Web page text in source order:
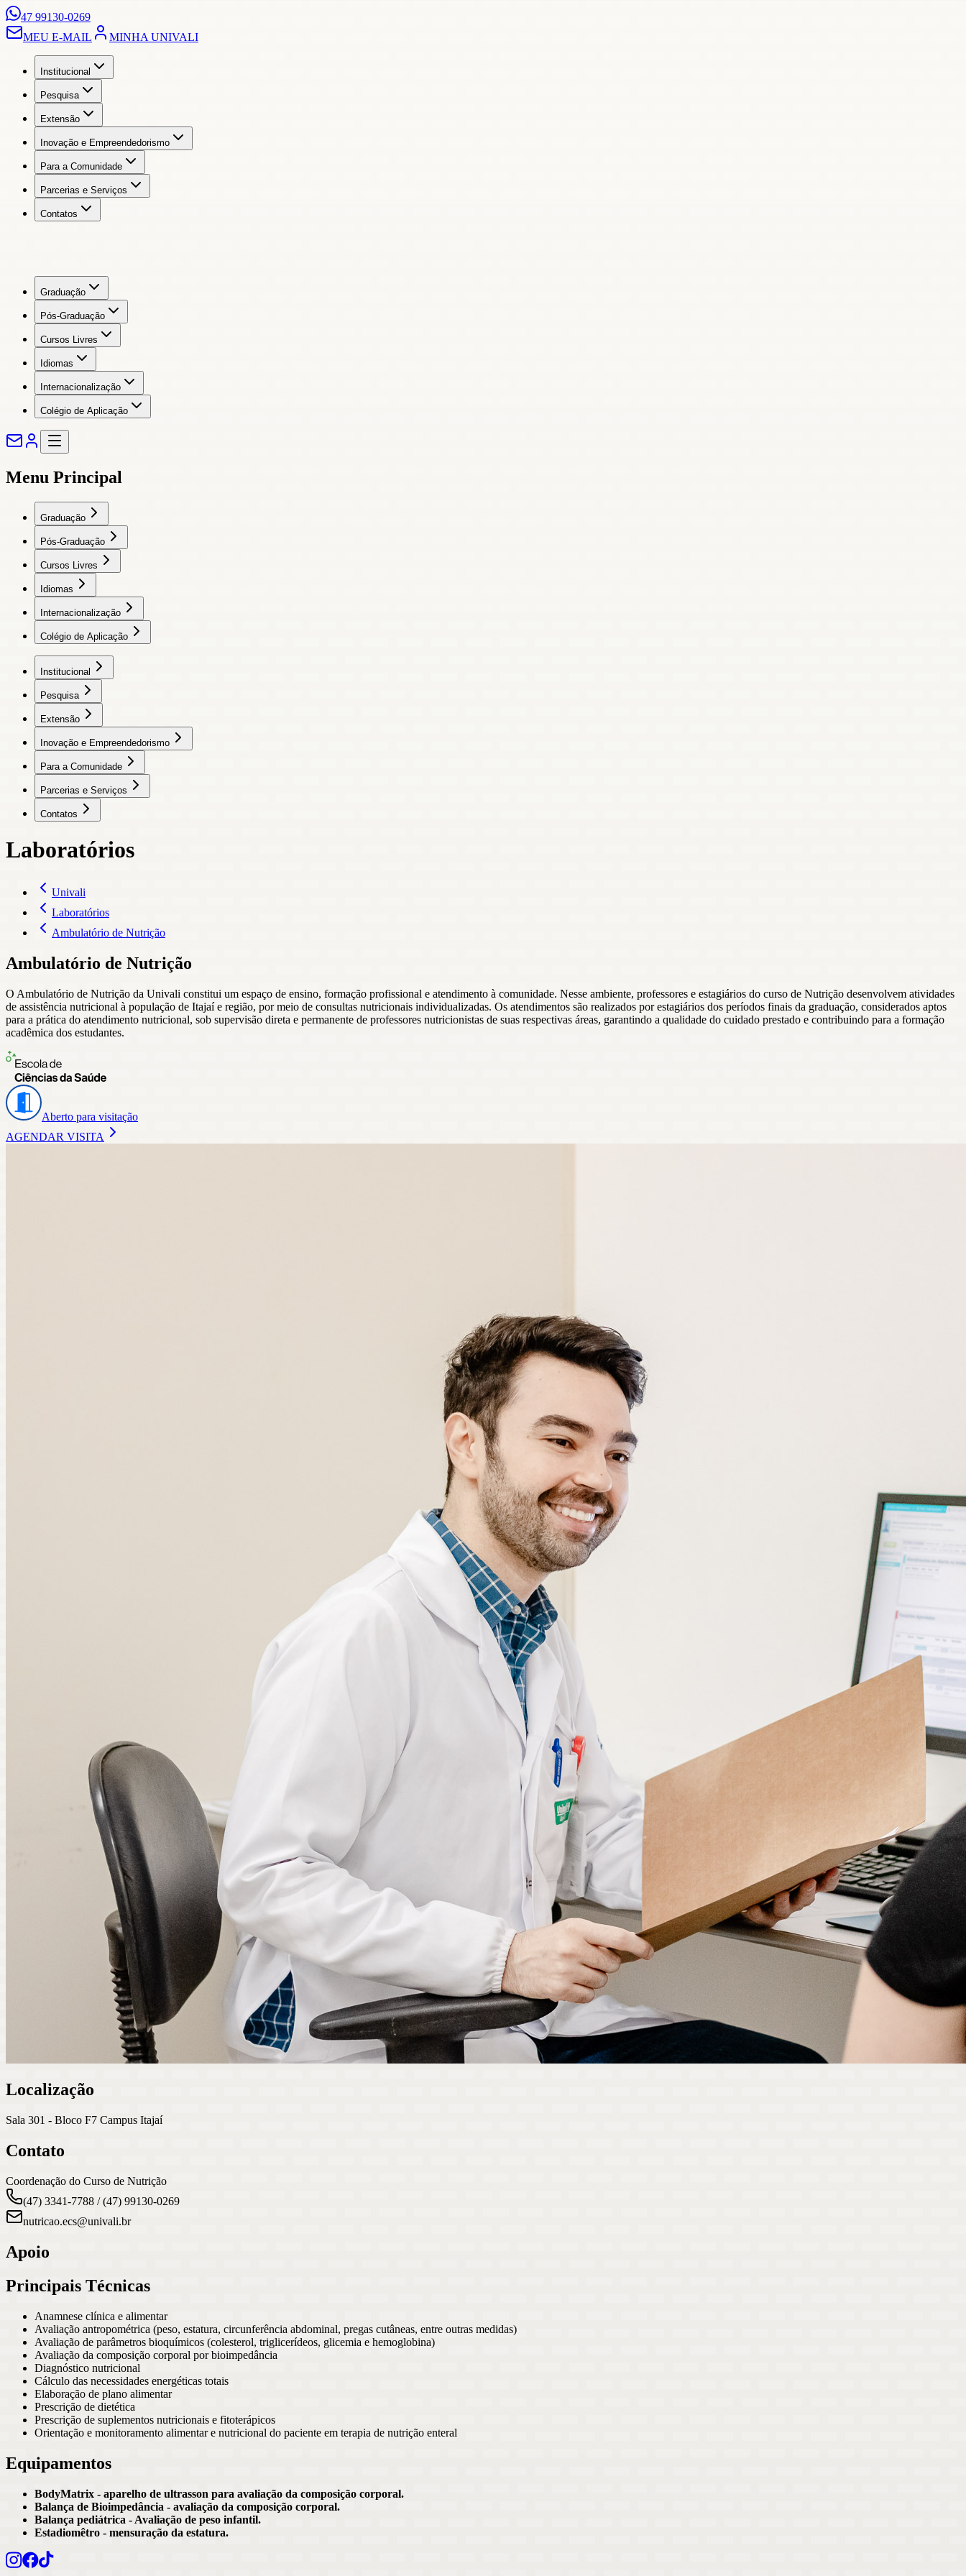
47 99130-0269
MEU E-MAIL
MINHA UNIVALI
Institucional
Pesquisa
Extensão
Inovação e Empreendedorismo
Para a Comunidade
Parcerias e Serviços
Contatos
Graduação
Pós-Graduação
Cursos Livres
Idiomas
Internacionalização
Colégio de Aplicação
Menu Principal
Graduação
Pós-Graduação
Cursos Livres
Idiomas
Internacionalização
Colégio de Aplicação
Institucional
Pesquisa
Extensão
Inovação e Empreendedorismo
Para a Comunidade
Parcerias e Serviços
Contatos
Laboratórios
Univali
Laboratórios
Ambulatório de Nutrição
Ambulatório de Nutrição
O Ambulatório de Nutrição da Univali constitui um espaço de ensino, formação profissional e atendimento à comunidade. Nesse ambiente, professores e estagiários do curso de Nutrição desenvolvem atividades
de assistência nutricional à população de Itajaí e região, por meio de consultas nutricionais individualizadas. Os atendimentos são realizados por estagiários dos períodos finais da graduação, considerados aptos
para a prática do atendimento nutricional, sob supervisão direta e permanente de professores nutricionistas de suas respectivas áreas, garantindo a qualidade do cuidado prestado e contribuindo para a formação
acadêmica dos estudantes.
Aberto para visitação
AGENDAR VISITA
Localização
Sala 301 - Bloco F7 Campus Itajaí
Contato
Coordenação do Curso de Nutrição
(47) 3341-7788​ / (47) 99130-0269
nutricao.ecs@univali.br
Apoio
Principais Técnicas
Anamnese clínica e alimentar
Avaliação antropométrica (peso, estatura, circunferência abdominal, pregas cutâneas, entre outras medidas)
Avaliação de parâmetros bioquímicos (colesterol, triglicerídeos, glicemia e hemoglobina)
Avaliação da composição corporal por bioimpedância
Diagnóstico nutricional
Cálculo das necessidades energéticas totais
Elaboração de plano alimentar
Prescrição de dietética
Prescrição de suplementos nutricionais e fitoterápicos
Orientação e monitoramento alimentar e nutricional do paciente em terapia de nutrição enteral
Equipamentos
BodyMatrix - aparelho de ultrasson para avaliação da composição corporal.
Balança de Bioimpedância - avaliação da composição corporal.
Balança pediátrica - Avaliação de peso infantil.
Estadiomêtro - mensuração da estatura.